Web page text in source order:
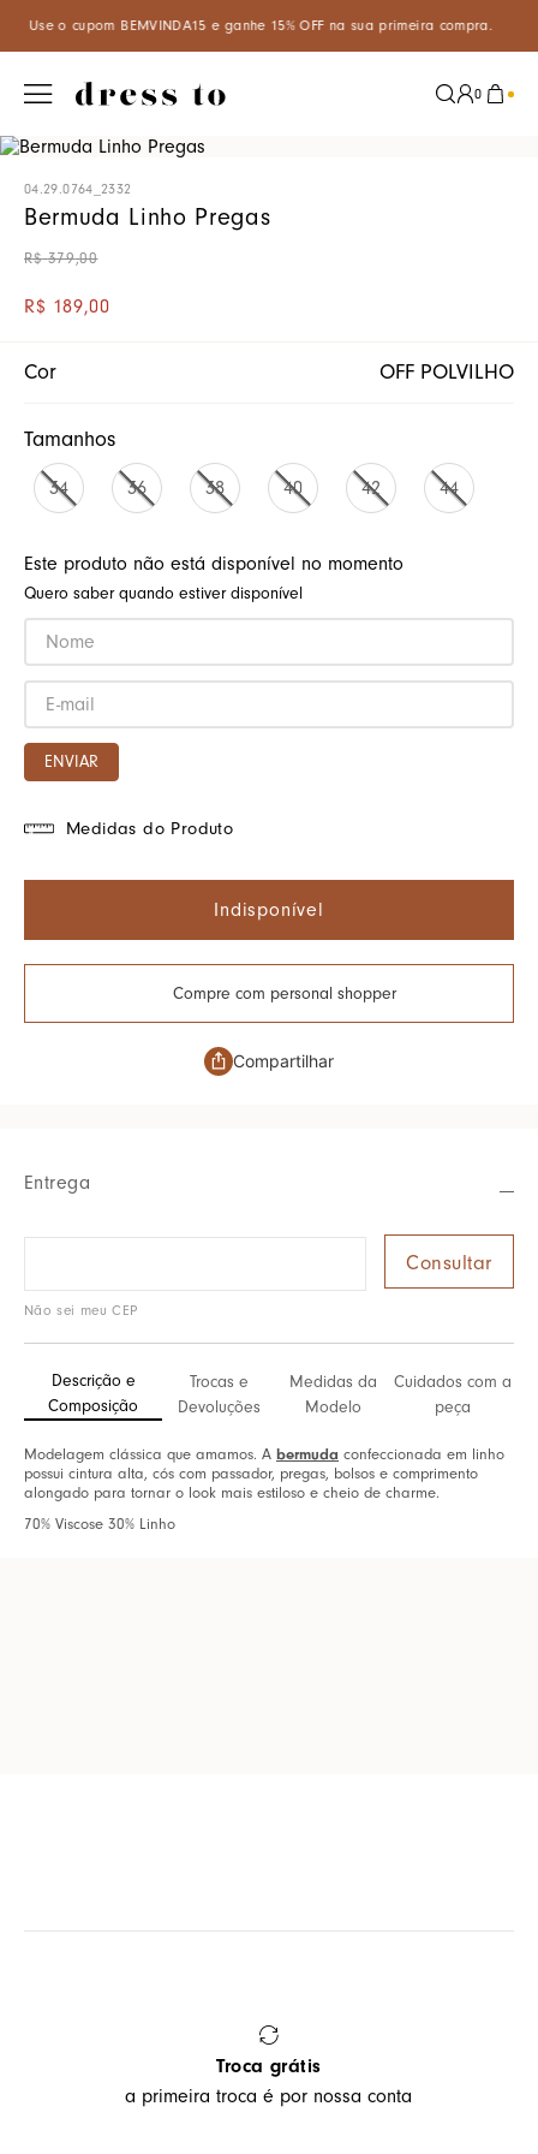
OFF na sua primeira compra. Aproveite um desconto especial
0
04.29.0764_2332
Bermuda Linho Pregas
R$ 379,00
R$ 189,00
Cor OFF POLVILHO
Tamanhos
34 36 38 40 42 44
Este produto não está disponível no momento
Quero saber quando estiver disponível
ENVIAR
Medidas do Produto
Indisponível
Compre com personal shopper
Compartilhar
Entrega
Não sei meu CEP
Descrição e
Composição
Trocas e
Devoluções
Medidas da
Modelo
Cuidados com a
peça
Modelagem clássica que amamos. A bermuda confeccionada em linho
possui cintura alta, cós com passador, pregas, bolsos e comprimento
alongado para tornar o look mais estiloso e cheio de charme.
70% Viscose 30% Linho
Troca grátis
a primeira troca é por nossa conta